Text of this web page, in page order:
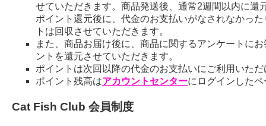
せていただきます。商品発送後、通常2週間以内に還
ポイント還元後に、代金のお支払いがなされなかっ
トは回収させていただきます。
また、商品お届け後に、商品に関するアンケートに
ントを還元させていただきます。
ポイントは次回以降の代金のお支払いにご利用いた
ポイント残高はアカウントセンターにログインした
Cat Fish Club 会員制度